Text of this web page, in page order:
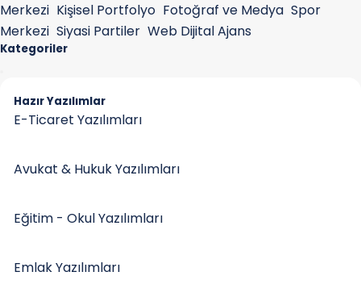
Merkezi Kişisel Portfolyo Fotoğraf ve Medya Spor
Merkezi Siyasi Partiler Web Dijital Ajans
Kategoriler
Hazır Yazılımlar
E-Ticaret Yazılımları
Avukat & Hukuk Yazılımları
Eğitim - Okul Yazılımları
Emlak Yazılımları